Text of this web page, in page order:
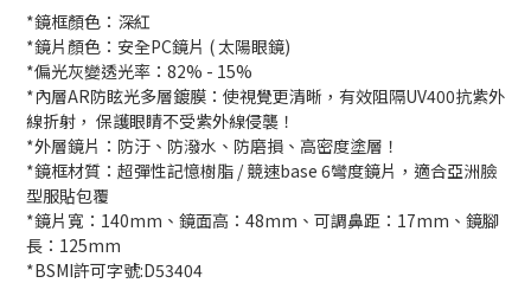
*鏡框顏色：深紅
*鏡片顏色：安全PC鏡片 ( 太陽眼鏡)
*偏光灰變透光率：82% - 15%
*內層AR防眩光多層鍍膜：使視覺更清晰，有效阻隔UV400抗紫外
線折射， 保護眼睛不受紫外線侵襲！
*外層鏡片：防汙、防潑水、防磨損、高密度塗層！
*鏡框材質：超彈性記憶樹脂 / 競速base 6彎度鏡片，適合亞洲臉
型服貼包覆
*鏡片寬：140mm、鏡面高：48mm、可調鼻距：17mm、鏡腳
長：125mm
*BSMI許可字號:D53404